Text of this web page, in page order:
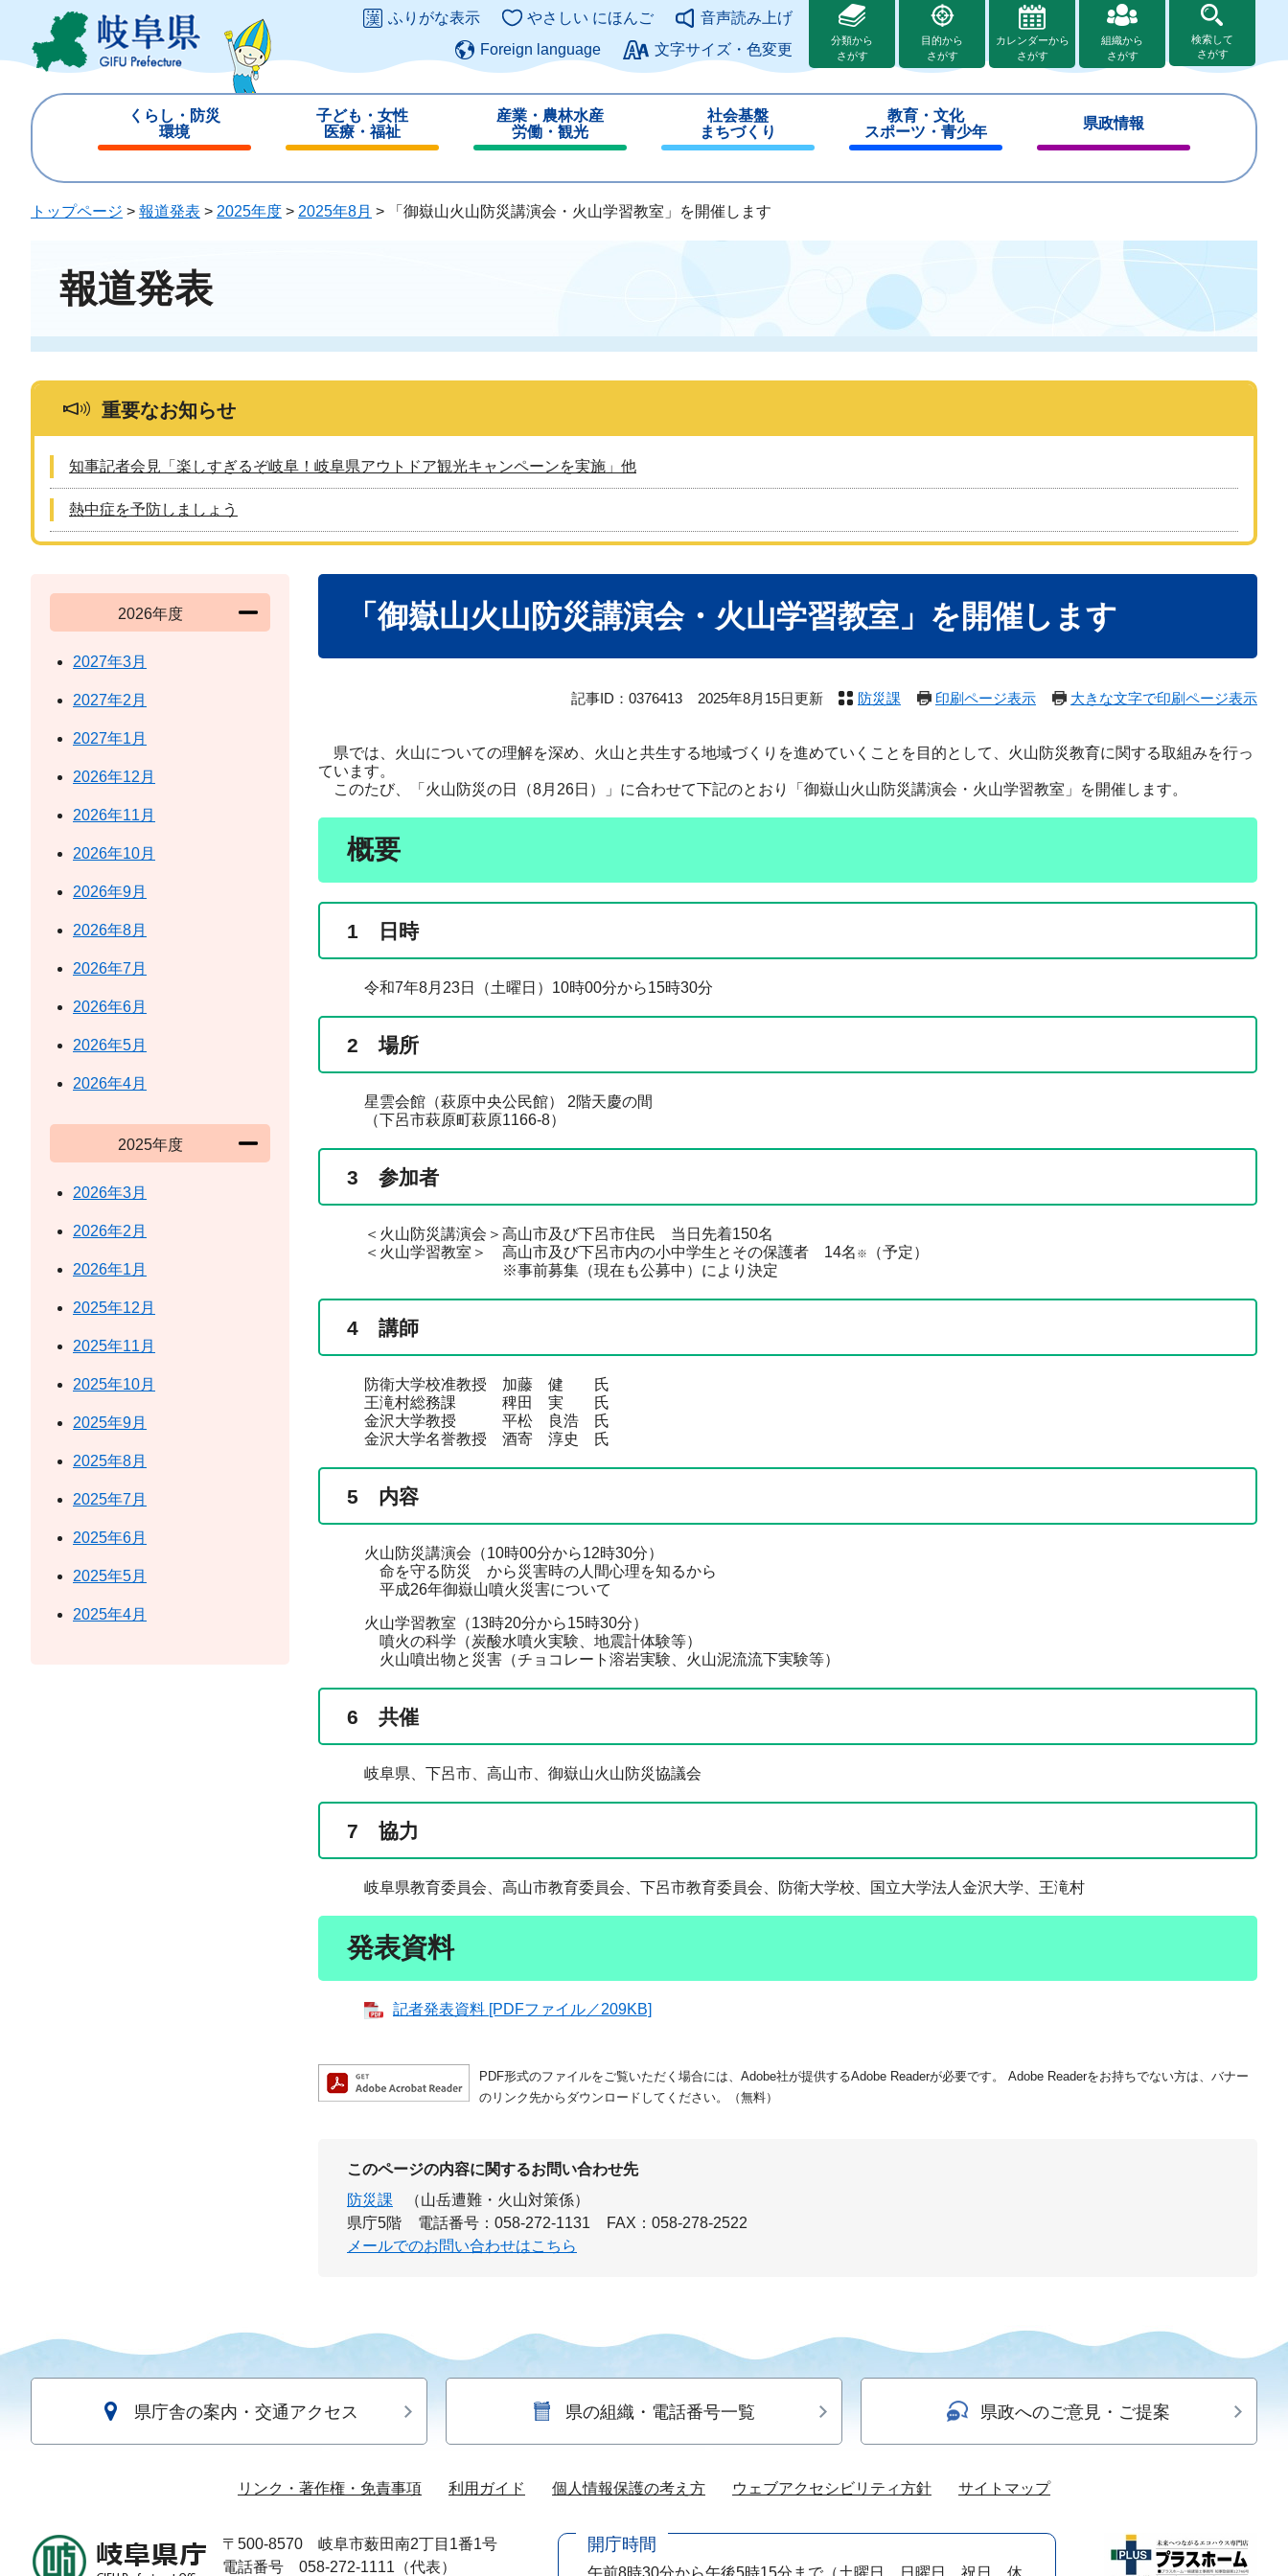
ジ
ュ
このページの本文へ
ふりがな表示 やさしい にほんご
音声読み上げ
Foreign language
文字サイズ・色変更
分類から
さがす
目的から
さがす
カレンダーから
さがす
組織から
さがす
検索して
さがす
くらし・防災
環境
じ
子ども・女性
医療・福祉
じ
る
産業・農林水産
労働・観光
じ
る
社会基盤
まちづくり
じ
る
教育・文化
スポーツ・青少年
じ
県政情報
じ
トップページ > 報道発表 > 2025年度 > 2025年8月 > 「御嶽山火山防災講演会・火山学習教室」を開催します
報道発表
重要なお知らせ
知事記者会見「楽しすぎるぞ岐阜！岐阜県アウトドア観光キャンペーンを実施」他
熱中症を予防しましょう
「御嶽山火山防災講演会・火山学習教室」を開催します
記事ID：0376413 2025年8月15日更新 防災課 印刷ページ表示 大きな文字で印刷ページ表示
県では、火山についての理解を深め、火山と共生する地域づくりを進めていくことを目的として、火山防災教育に関する取組みを行っ
ています。
このたび、「火山防災の日（8月26日）」に合わせて下記のとおり「御嶽山火山防災講演会・火山学習教室」を開催します。
概要
1 日時
令和7年8月23日（土曜日）10時00分から15時30分
2 場所
星雲会館（萩原中央公民館） 2階天慶の間
（下呂市萩原町萩原1166-8）
3 参加者
＜火山防災講演会＞高山市及び下呂市住民 当日先着150名
＜火山学習教室＞ 高山市及び下呂市内の小中学生とその保護者 14名 ※
（予定）
※事前募集（現在も公募中）により決定
4 講師
防衛大学校准教授 加藤 健 氏
王滝村総務課 稗田 実 氏
金沢大学教授 平松 良浩 氏
金沢大学名誉教授 酒寄 淳史 氏
5 内容
火山防災講演会（10時00分から12時30分）
命を守る防災 から災害時の人間心理を知るから
平成26年御嶽山噴火災害について
火山学習教室（13時20分から15時30分）
噴火の科学（炭酸水噴火実験、地震計体験等）
火山噴出物と災害（チョコレート溶岩実験、火山泥流流下実験等）
6 共催
岐阜県、下呂市、高山市、御嶽山火山防災協議会
7 協力
岐阜県教育委員会、高山市教育委員会、下呂市教育委員会、防衛大学校、国立大学法人金沢大学、王滝村
発表資料
記者発表資料 [PDFファイル／209KB]
PDF形式のファイルをご覧いただく場合には、Adobe社が提供するAdobe Readerが必要です。
Adobe Readerをお持ちでない方は、バナー
のリンク先からダウンロードしてください。（無料）
このページの内容に関するお問い合わせ先
防災課
（山岳遭難・火山対策係）
県庁5階
電話番号：058-272-1131
FAX：058-278-2522
メールでのお問い合わせはこちら
2026年度
2027年3月
2027年2月
2027年1月
2026年12月
2026年11月
2026年10月
2026年9月
2026年8月
2026年7月
2026年6月
2026年5月
2026年4月
2025年度
2026年3月
2026年2月
2026年1月
2025年12月
2025年11月
2025年10月
2025年9月
2025年8月
2025年7月
2025年6月
2025年5月
2025年4月
県庁舎の案内・交通アクセス 県の組織・電話番号一覧 県政へのご意見・ご提案
リンク・著作権・免責事項 利用ガイド 個人情報保護の考え方 ウェブアクセシビリティ方針 サイトマップ
〒500-8570
岐阜市薮田南2丁目1番1号
電話番号 058-272-1111（代表）
開庁時間
午前8時30分から午後5時15分まで （土曜日、日曜日、祝日、休